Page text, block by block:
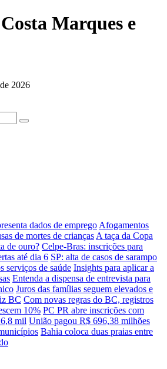
Marques e
2026
dados de emprego Afogamentos
de mortes de crianças A taça da Copa
de ouro? Celpe-Bras: inscrições para
até dia 6 SP: alta de casos de sarampo
serviços de saúde Insights para aplicar a
Entenda a dispensa de entrevista para
Juros das famílias seguem elevados e
BC Com novas regras do BC, registros
10% PC PR abre inscrições com
mil União pagou R$ 696,38 milhões
Bahia coloca duas praias entre